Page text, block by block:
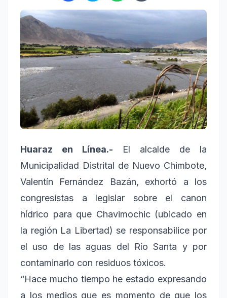
Huaraz en Línea.- El alcalde de la
Municipalidad Distrital de Nuevo Chimbote,
Valentín Fernández Bazán, exhortó a los
congresistas a legislar sobre el canon
hídrico para que Chavimochic (ubicado en
la región La Libertad) se responsabilice por
el uso de las aguas del Río Santa y por
contaminarlo con residuos tóxicos.
“Hace mucho tiempo he estado expresando
a los medios que es momento de que los